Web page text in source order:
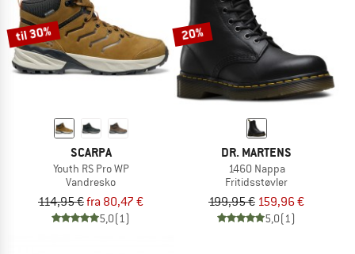
til 30%
SCARPA
Youth RS Pro WP
Vandresko
114,95 €fra 80,47 €
5,0(1)
20%
DR. MARTENS
1460 Nappa
Fritidsstøvler
199,95 € 159,96 €
5,0(1)